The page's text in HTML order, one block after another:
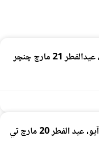
پاڪستان ۾ شوال جو چنڊ نظر نه آيو، عيدالفطر 21 مارچ ڇنڇر
سعودي عرب ۾ شوال جو چنڊ نظر نه آيو، عيد الفطر 20 مارچ تي